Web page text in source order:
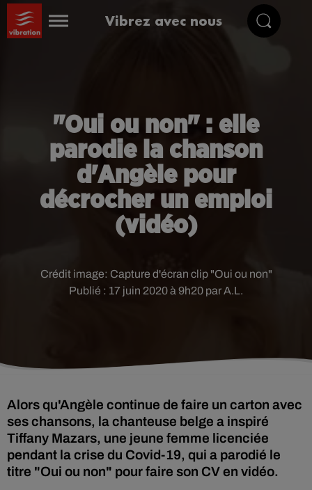
Vibrez avec nous
"Oui ou non" : elle
parodie la chanson
d'Angèle pour
décrocher un emploi
(vidéo)
Publié : 17 juin 2020 à 9h20 par A.L.
Crédit image: Capture d'écran clip "Oui ou non"
Alors qu'Angèle continue de faire un carton avec
ses chansons, la chanteuse belge a inspiré
Tiffany Mazars, une jeune femme licenciée
pendant la crise du Covid-19, qui a parodié le
titre "Oui ou non" pour faire son CV en vidéo.